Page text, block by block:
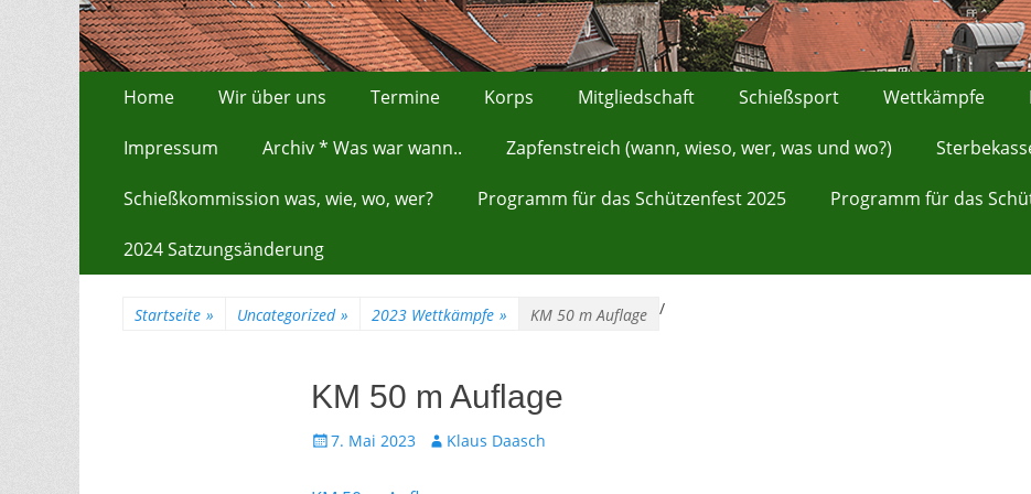
Erstes Menü
Inhalt:
Home Wir über uns Termine Korps Mitgliedschaft Schießsport Wettkämpfe
Impressum Archiv * Was war wann.. Zapfenstreich (wann, wieso, wer, was und wo?)
Schießkommission was, wie, wo, wer? Programm für das Schützenfest 2025 Programm für das
2024 Satzungsänderung
Startseite » Uncategorized » /
2023 Wettkämpfe » KM 50 m Auflage
KM 50 m Auflage
Gepostet
7. Mai 2023 AutorKlaus Daasch